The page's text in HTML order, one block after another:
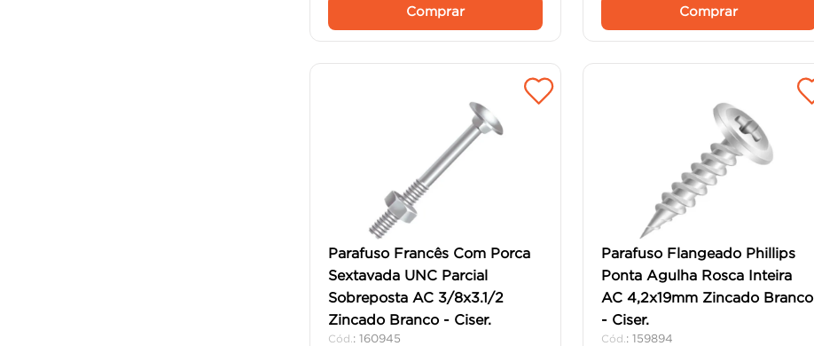
Comprar Comprar
Parafuso Francês Com Porca
Sextavada UNC Parcial
Sobreposta AC 3/8x3.1/2
Zincado Branco - Ciser.
: 160945
Parafuso Flangeado Phillips
Ponta Agulha Rosca Inteira
AC 4,2x19mm Zincado Branco
- Ciser.
:159894